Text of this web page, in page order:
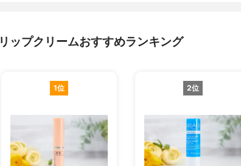
リップクリームおすすめランキング
1位 2位